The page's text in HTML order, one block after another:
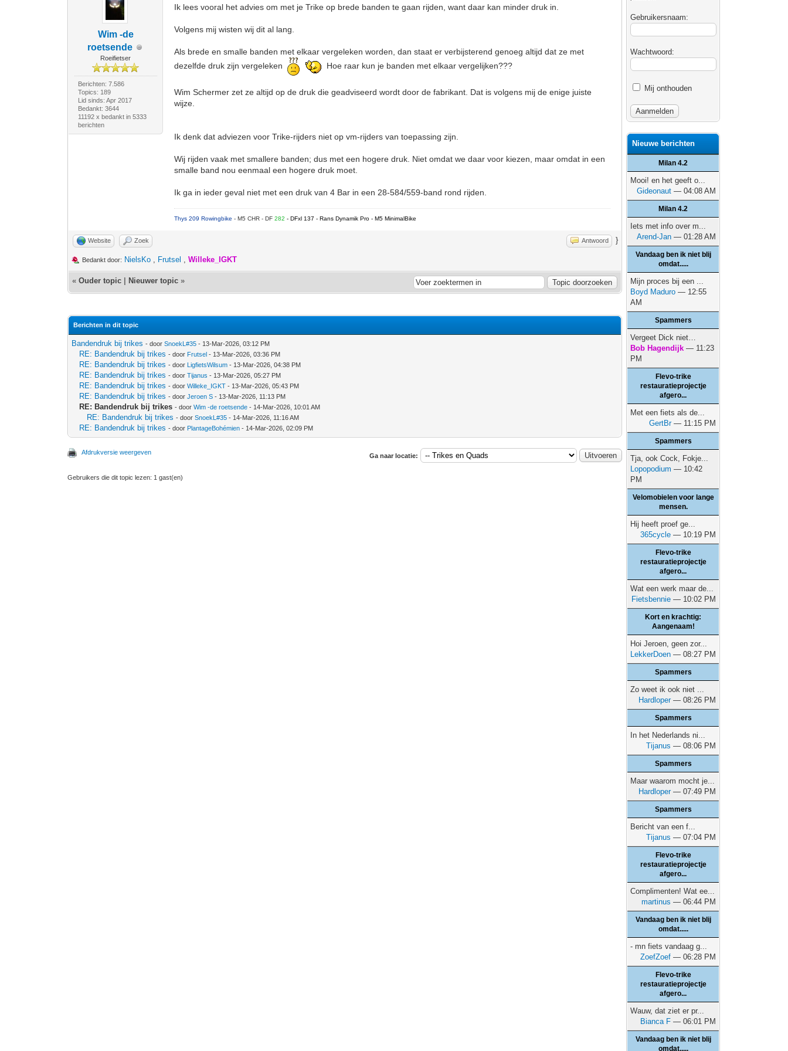
Wim -de
roetsende
Roeifietser
Berichten: 7.586
Topics: 189
Lid sinds: Apr 2017
Bedankt: 3644
11192 x bedankt in 5333
berichten
Ik lees vooral het advies om met je Trike op brede banden te gaan rijden, want daar kan minder druk in.
Volgens mij wisten wij dit al lang.
Als brede en smalle banden met elkaar vergeleken worden, dan staat er verbijsterend genoeg altijd dat ze met
dezelfde druk zijn vergeleken
Hoe raar kun je banden met elkaar vergelijken???
Wim Schermer zet ze altijd op de druk die geadviseerd wordt door de fabrikant. Dat is volgens mij de enige juiste
wijze.
Ik denk dat adviezen voor Trike-rijders niet op vm-rijders van toepassing zijn.
Wij rijden vaak met smallere banden; dus met een hogere druk. Niet omdat we daar voor kiezen, maar omdat in een
smalle band nou eenmaal een hogere druk moet.
Ik ga in ieder geval niet met een druk van 4 Bar in een 28-584/559-band rond rijden.
Thys 209 Rowingbike- M5 CHR - DF282- DFxl 137 - Rans Dynamik Pro - M5 MinimalBike
Website Zoek Antwoord }
Bedankt door: NielsKo , Frutsel ,Willeke_IGKT
«Ouder topic Nieuwer topic »
Berichten in dit topic
Bandendruk bij trikes - doorSnoekL#35 - 13-Mar-2026, 03:12 PM
RE: Bandendruk bij trikes - door Frutsel - 13-Mar-2026, 03:36 PM
RE: Bandendruk bij trikes - door LigfietsWilsum - 13-Mar-2026, 04:38 PM
RE: Bandendruk bij trikes - doorTijanus - 13-Mar-2026, 05:27 PM
RE: Bandendruk bij trikes - doorWilleke_IGKT - 13-Mar-2026, 05:43 PM
RE: Bandendruk bij trikes - doorJeroen S - 13-Mar-2026, 11:13 PM
RE: Bandendruk bij trikes - doorWim -de roetsende - 14-Mar-2026, 10:01 AM
RE: Bandendruk bij trikes - doorSnoekL#35 - 14-Mar-2026, 11:16 AM
RE: Bandendruk bij trikes - door PlantageBohémien - 14-Mar-2026, 02:09 PM
Afdrukversie weergeven Ga naar locatie:
Gebruikers die dit topic lezen: 1 gast(en)
Gebruikersnaam:
Wachtwoord:
Mij onthouden
Nieuwe berichten
Milan 4.2
Mooi! en het geeft o...
Gideonaut — 04:08 AM
Milan 4.2
Iets met info over m...
Arend-Jan — 01:28 AM
Vandaag ben ik niet blij
omdat.....
Mijn proces bij een ...
Boyd Maduro — 12:55
AM
Spammers
Vergeet Dick niet…
Bob Hagendijk — 11:23
PM
Flevo-trike
restauratieprojectje
afgero...
Met een fiets als de...
GertBr— 11:15 PM
Spammers
Tja, ook Cock, Fokje...
Lopopodium — 10:42
PM
Velomobielen voor lange
mensen.
Hij heeft proef ge...
365cycle — 10:19 PM
Flevo-trike
restauratieprojectje
afgero...
Wat een werk maar de...
Fietsbennie — 10:02 PM
Kort en krachtig:
Aangenaam!
Hoi Jeroen, geen zor...
LekkerDoen — 08:27 PM
Spammers
Zo weet ik ook niet ...
Hardloper— 08:26 PM
Spammers
In het Nederlands ni...
Tijanus — 08:06 PM
Spammers
Maar waarom mocht je...
Hardloper— 07:49 PM
Spammers
Bericht van een f...
Tijanus — 07:04 PM
Flevo-trike
restauratieprojectje
afgero...
Complimenten! Wat ee...
martinus — 06:44 PM
Vandaag ben ik niet blij
omdat.....
- mn fiets vandaag g...
ZoefZoef — 06:28 PM
Flevo-trike
restauratieprojectje
afgero...
Wauw, dat ziet er pr...
Bianca F — 06:01 PM
Vandaag ben ik niet blij
omdat.....